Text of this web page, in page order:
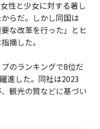
性と少女に対する著し
らだ。しかし同国は
な改革を行った」とヒ
摘した。
のランキングで8位だ
進した。同社は2023
観光の質などに基づい